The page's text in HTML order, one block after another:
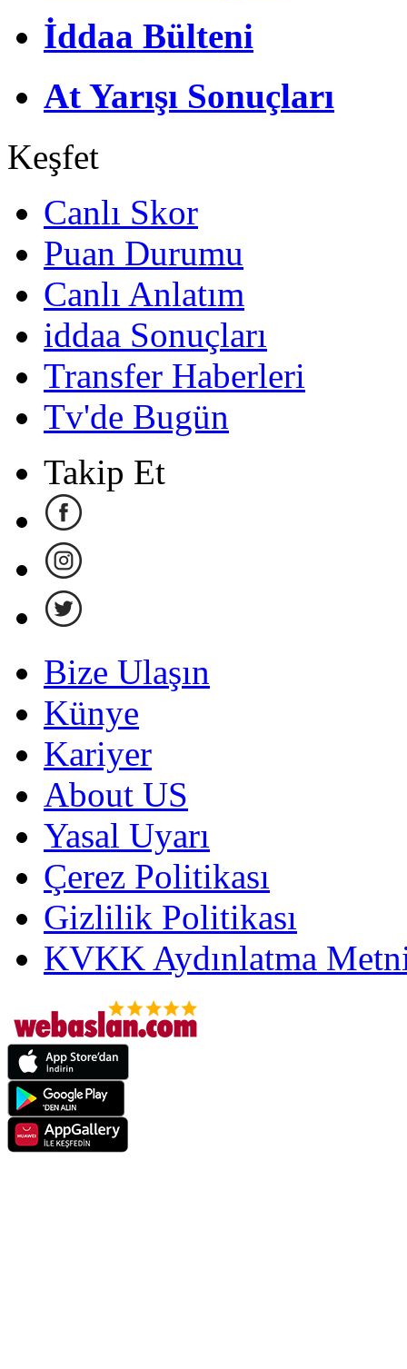
İddaa Bülteni
At Yarışı Sonuçları
Keşfet
Canlı Skor
Puan Durumu
Canlı Anlatım
iddaa Sonuçları
Transfer Haberleri
Tv'de Bugün
Takip Et
Bize Ulaşın
Künye
Kariyer
About US
Yasal Uyarı
Çerez Politikası
Gizlilik Politikası
KVKK Aydınlatma